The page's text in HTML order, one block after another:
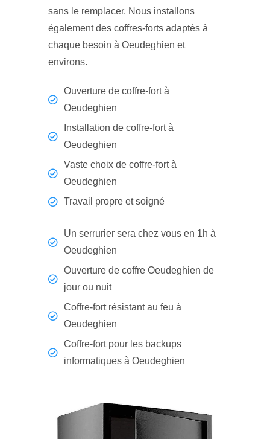
sans le remplacer. Nous installons
également des coffres-forts adaptés à
chaque besoin à Oeudeghien et
environs.
Ouverture de coffre-fort à
Oeudeghien
Installation de coffre-fort à
Oeudeghien
Vaste choix de coffre-fort à
Oeudeghien
Travail propre et soigné
Un serrurier sera chez vous en 1h à
Oeudeghien
Ouverture de coffre Oeudeghien de
jour ou nuit
Coffre-fort résistant au feu à
Oeudeghien
Coffre-fort pour les backups
informatiques à Oeudeghien